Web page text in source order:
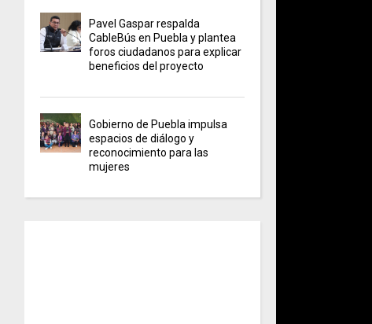
Pavel Gaspar respalda
CableBús en Puebla y plantea
foros ciudadanos para explicar
beneficios del proyecto
Gobierno de Puebla impulsa
espacios de diálogo y
reconocimiento para las
mujeres